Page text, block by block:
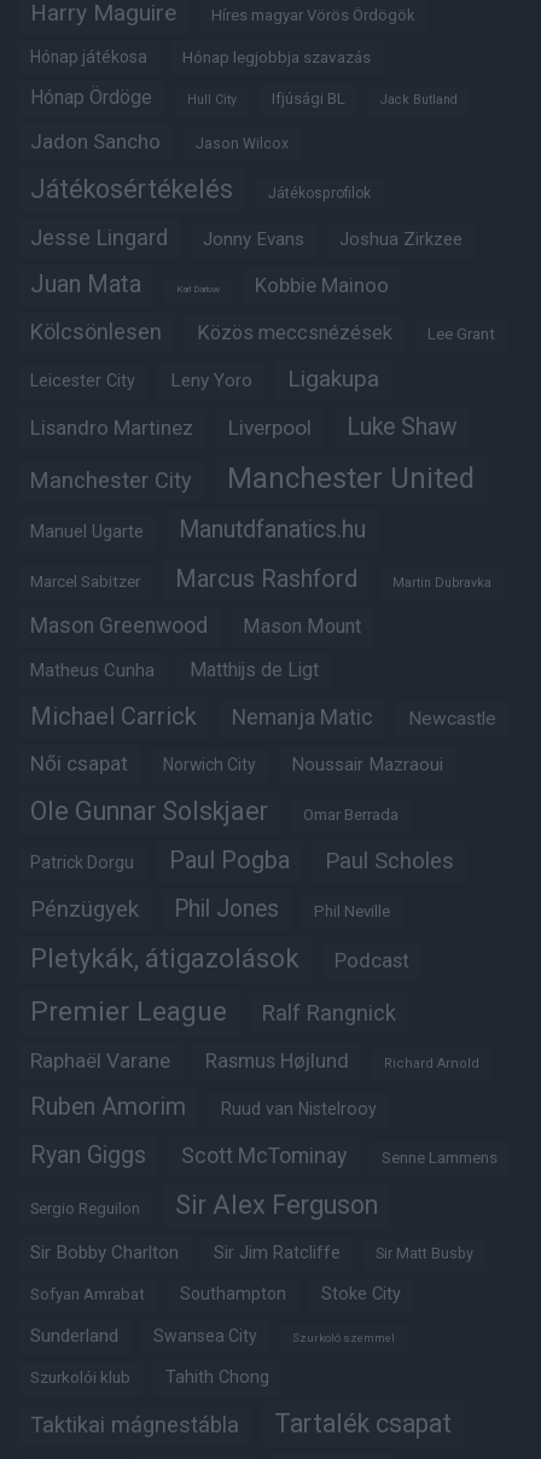
Harry Maguire Híres magyar Vörös Ördögök
Hónap játékosa Hónap legjobbja szavazás
Hónap Ördöge Hull City Ifjúsági BL Jack Butland
Jadon Sancho Jason Wilcox
Játékosértékelés Játékosprofilok
Jesse Lingard Jonny Evans Joshua Zirkzee
Juan Mata Karl Darlow Kobbie Mainoo
Kölcsönlesen Közös meccsnézések Lee Grant
Leicester City Leny Yoro Ligakupa
Lisandro Martinez Liverpool Luke Shaw
Manchester City Manchester United
Manuel Ugarte Manutdfanatics.hu
Marcel Sabitzer Marcus Rashford Martin Dubravka
Mason Greenwood Mason Mount
Matheus Cunha Matthijs de Ligt
Michael Carrick Nemanja Matic Newcastle
Női csapat Norwich City Noussair Mazraoui
Ole Gunnar Solskjaer Omar Berrada
Patrick Dorgu Paul Pogba Paul Scholes
Pénzügyek Phil Jones Phil Neville
Pletykák, átigazolások Podcast
Premier League Ralf Rangnick
Raphaël Varane Rasmus Højlund Richard Arnold
Ruben Amorim Ruud van Nistelrooy
Ryan Giggs Scott McTominay Senne Lammens
Sergio Reguilon Sir Alex Ferguson
Sir Bobby Charlton Sir Jim Ratcliffe Sir Matt Busby
Sofyan Amrabat Southampton Stoke City
Sunderland Swansea City Szurkoló szemmel
Szurkolói klub Tahith Chong
Taktikai mágnestábla Tartalék csapat